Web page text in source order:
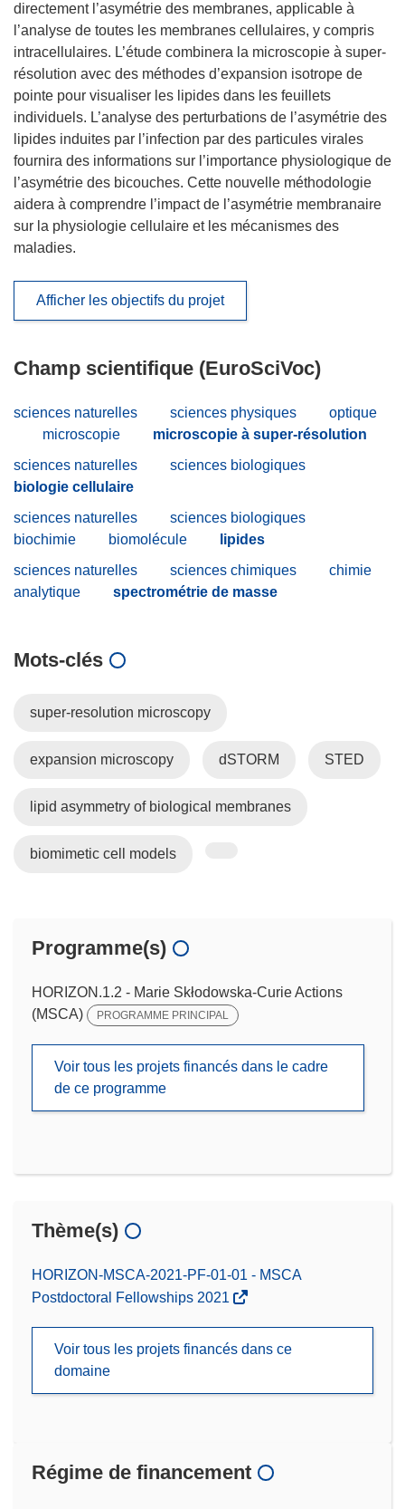
directement l’asymétrie des membranes, applicable à
l’analyse de toutes les membranes cellulaires, y compris
intracellulaires. L’étude combinera la microscopie à super-
résolution avec des méthodes d’expansion isotrope de
pointe pour visualiser les lipides dans les feuillets
individuels. L’analyse des perturbations de l’asymétrie des
lipides induites par l’infection par des particules virales
fournira des informations sur l’importance physiologique de
l’asymétrie des bicouches. Cette nouvelle méthodologie
aidera à comprendre l’impact de l’asymétrie membranaire
sur la physiologie cellulaire et les mécanismes des
maladies.
Afficher les objectifs du projet
Champ scientifique (EuroSciVoc)
sciences naturelles sciences physiques
optique
microscopie
microscopie à super-résolution
sciences naturelles
sciences biologiques
biologie cellulaire
sciences naturelles
sciences biologiques
biochimie
biomolécule
lipides
sciences naturelles
sciences chimiques
chimie
analytique
spectrométrie de masse
Mots‑clés
super-resolution microscopy
expansion microscopy dSTORM STED
lipid asymmetry of biological membranes
biomimetic cell models
Programme(s)
HORIZON.1.2 - Marie Skłodowska-Curie Actions
(MSCA)
PROGRAMME PRINCIPAL
Voir tous les projets financés dans le cadre
de ce programme
Thème(s)
HORIZON-MSCA-2021-PF-01-01 - MSCA
Postdoctoral Fellowships 2021
Voir tous les projets financés dans ce
domaine
Régime de financement